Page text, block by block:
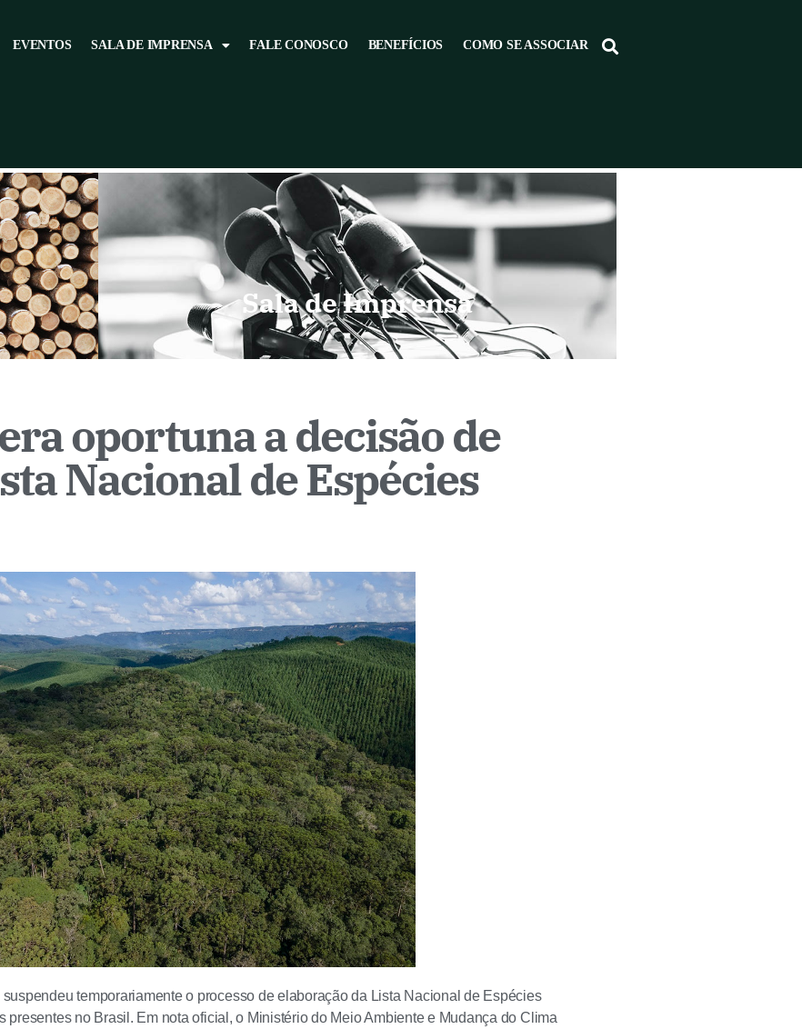
EVENTOS SALA DE IMPRENSA FALE CONOSCO BENEFÍCIOS COMO SE ASSOCIAR
Sala de Imprensa
oportuna a decisão de
Nacional de Espécies
temporariamente o processo de elaboração da Lista Nacional de Espécies
presentes no Brasil. Em nota oficial, o Ministério do Meio Ambiente e Mudança do Clima